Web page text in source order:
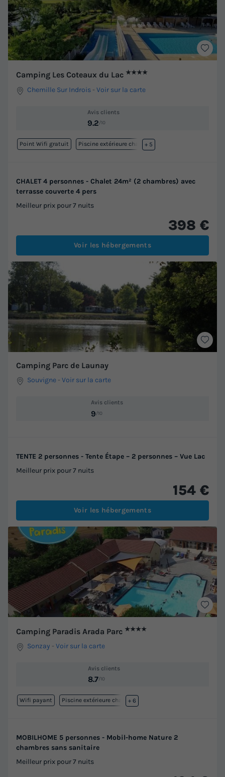
Camping Les Coteaux du Lac ★★★★
Chemille Sur Indrois -Voir sur la carte
Avis clients
9.2/10
Point Wifi gratuit Piscine extérieure chauffée
+ 5
CHALET 4 personnes - Chalet 24m² (2 chambres) avec
terrasse couverte 4 pers
Meilleur prix pour 7 nuits
398 €
Voir les hébergements
Camping Parc de Launay
Souvigne -Voir sur la carte
Avis clients
9/10
TENTE 2 personnes - Tente Étape – 2 personnes – Vue Lac
Meilleur prix pour 7 nuits
154 €
Voir les hébergements
Camping Paradis Arada Parc ★★★★
Sonzay -Voir sur la carte
Avis clients
8.7/10
Wifi payant Piscine extérieure chauffée
+ 6
MOBILHOME 5 personnes - Mobil-home Nature 2
chambres sans sanitaire
Meilleur prix pour 7 nuits